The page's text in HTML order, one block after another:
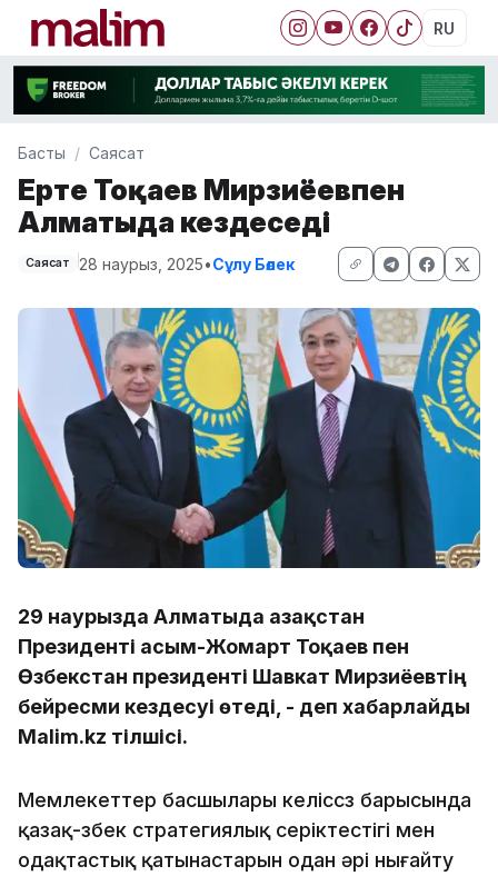
RU
Басты Саясат
Ертең Тоқаев Мирзиёевпен
Алматыда кездеседі
Саясат 28 наурыз, 2025•Сұлу Бөлек
29 наурызда Алматыда Қазақстан
Президенті Қасым-Жомарт Тоқаев пен
Өзбекстан президенті Шавкат Мирзиёевтің
бейресми кездесуі өтеді, - деп хабарлайды
Malim.kz тілшісі.
Мемлекеттер басшылары келіссөз барысында
қазақ-өзбек стратегиялық серіктестігі мен
одақтастық қатынастарын одан әрі нығайту